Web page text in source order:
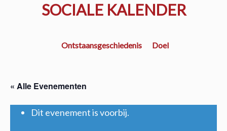
SOCIALE KALENDER
Ontstaansgeschiedenis Doel
« Alle Evenementen
Dit evenement is voorbij.